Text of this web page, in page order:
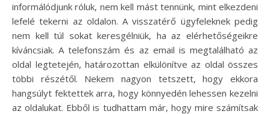
informálódjunk róluk, nem kell mást tennünk, mint elkezdeni
lefelé tekerni az oldalon. A visszatérő ügyfeleknek pedig
nem kell túl sokat keresgélniük, ha az elérhetőségeikre
kíváncsiak. A telefonszám és az email is megtalálható az
oldal legtetején, határozottan elkülönítve az oldal összes
többi részétől. Nekem nagyon tetszett, hogy ekkora
hangsúlyt fektettek arra, hogy könnyedén lehessen kezelni
az oldalukat. Ebből is tudhattam már, hogy mire számítsak